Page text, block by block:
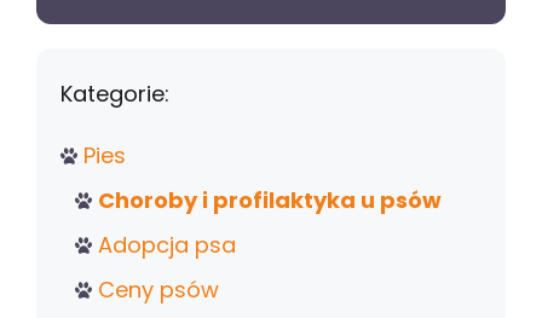
Kategorie:
Pies
Choroby i profilaktyka u psów
Adopcja psa
Ceny psów